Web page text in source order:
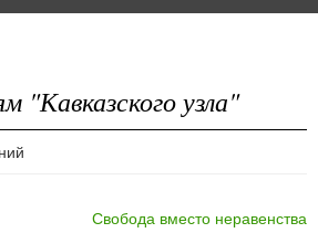
"Кавказского узла"
Свобода вместо неравенства